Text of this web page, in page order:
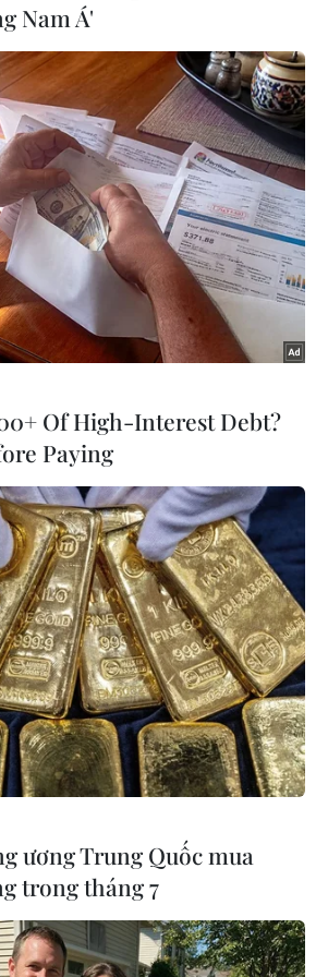
UV
#Ảnh hưởng sức khỏe
tử ngoại
khuẩn
Nước thải từ máy bay có
thể giúp phát hiện sớm
nguy cơ đại dịch
Nam Á'
Of High-Interest Debt?
Paying
ương Trung Quốc mua
trong tháng 7